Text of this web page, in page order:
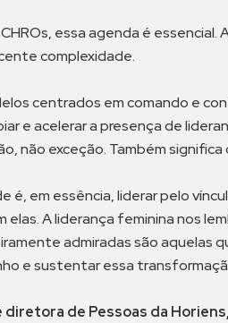
essa agenda é
complexidade.
centrados em comando e
e acelerar a presença de
não exceção. Também
é, em essência, liderar pelo
elas. A liderança feminina nos
admiradas são aquelas
e sustentar essa
diretora de Pessoas da